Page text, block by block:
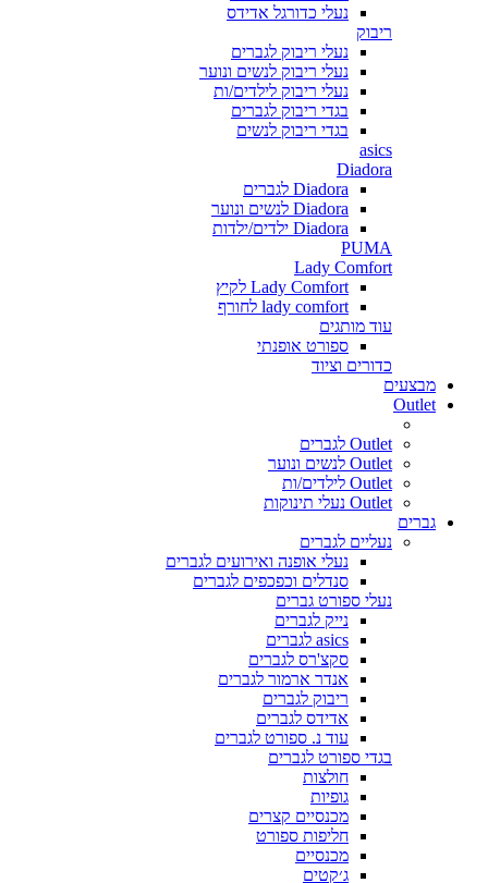
נעלי כדורגל אדידס
ריבוק
נעלי ריבוק לגברים
נעלי ריבוק לנשים ונוער
נעלי ריבוק לילדים/ות
בגדי ריבוק לגברים
בגדי ריבוק לנשים
asics
Diadora
Diadora לגברים
Diadora לנשים ונוער
Diadora ילדים/ילדות
PUMA
Lady Comfort
Lady Comfort לקיץ
lady comfort לחורף
עוד מותגים
ספורט אופנתי
כדורים וציוד
מבצעים
Outlet
Outlet לגברים
Outlet לנשים ונוער
Outlet לילדים/ות
Outlet נעלי תינוקות
גברים
נעליים לגברים
נעלי אופנה ואירועים לגברים
סנדלים וכפכפים לגברים
נעלי ספורט גברים
נייק לגברים
asics לגברים
סקצ'רס לגברים
אנדר ארמור לגברים
ריבוק לגברים
אדידס לגברים
עוד נ. ספורט לגברים
בגדי ספורט לגברים
חולצות
גופיות
מכנסיים קצרים
חליפות ספורט
מכנסיים
ג׳קטים